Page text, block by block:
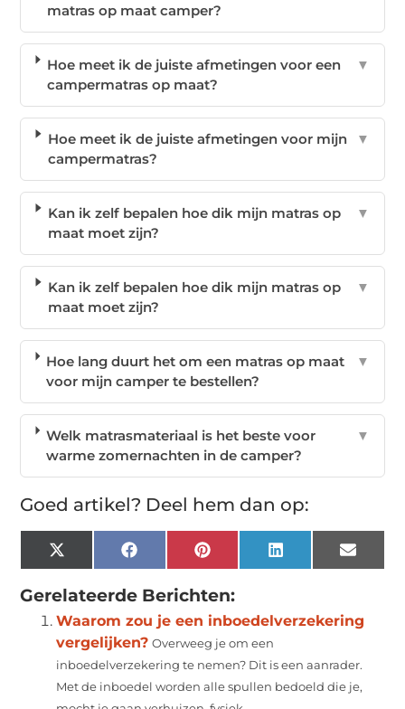
matras op maat camper?
Hoe meet ik de juiste afmetingen voor een
campermatras op maat?
▼
Hoe meet ik de juiste afmetingen voor mijn
campermatras?
▼
Kan ik zelf bepalen hoe dik mijn matras op
maat moet zijn?
▼
Kan ik zelf bepalen hoe dik mijn matras op
maat moet zijn?
▼
Hoe lang duurt het om een matras op maat
voor mijn camper te bestellen?
▼
Welk matrasmateriaal is het beste voor
warme zomernachten in de camper?
▼
Goed artikel? Deel hem dan op:
X
(Twitter)
Facebook Pinterest LinkedIn Email
Gerelateerde Berichten:
Waarom zou je een inboedelverzekering
vergelijken? Overweeg je om een
inboedelverzekering te nemen? Dit is een aanrader.
Met de inboedel worden alle spullen bedoeld die je,